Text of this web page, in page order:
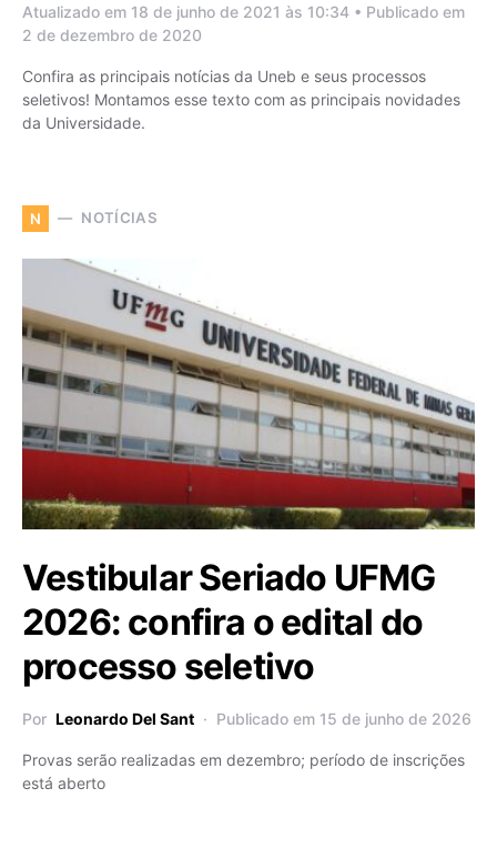
Atualizado em 18 de junho de 2021 às 10:34 • Publicado em
2 de dezembro de 2020
Confira as principais notícias da Uneb e seus processos
seletivos! Montamos esse texto com as principais novidades
da Universidade.
N NOTÍCIAS
Vestibular Seriado UFMG
2026: confira o edital do
processo seletivo
Por Leonardo Del Sant Publicado em 15 de junho de 2026
Provas serão realizadas em dezembro; período de inscrições
está aberto